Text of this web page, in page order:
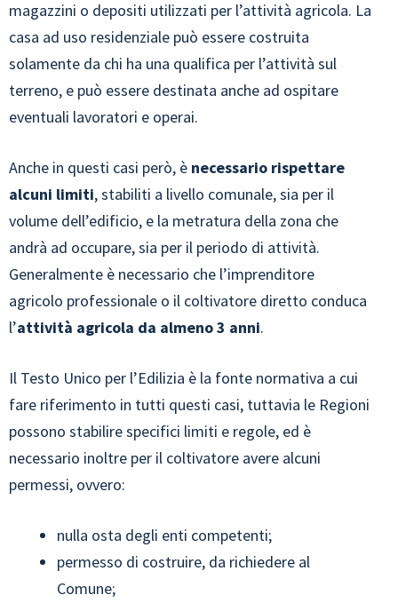
magazzini o depositi utilizzati per l’attività agricola. La
casa ad uso residenziale può essere costruita
solamente da chi ha una qualifica per l’attività sul
terreno, e può essere destinata anche ad ospitare
eventuali lavoratori e operai.
Anche in questi casi però, è necessario rispettare
alcuni limiti, stabiliti a livello comunale, sia per il
volume dell’edificio, e la metratura della zona che
andrà ad occupare, sia per il periodo di attività.
Generalmente è necessario che l’imprenditore
agricolo professionale o il coltivatore diretto conduca
l’attività agricola da almeno 3 anni.
Il Testo Unico per l’Edilizia è la fonte normativa a cui
fare riferimento in tutti questi casi, tuttavia le Regioni
possono stabilire specifici limiti e regole, ed è
necessario inoltre per il coltivatore avere alcuni
permessi, ovvero:
nulla osta degli enti competenti;
permesso di costruire, da richiedere al
Comune;